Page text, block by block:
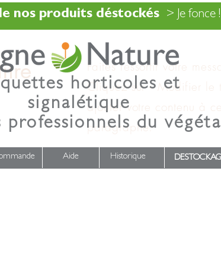
nos produits déstockés > Je fonce !
Faites ressortir votre
Cliquez sur « Modifier le
ajouter votre contenu à ce
paragraphe.
horticoles et
signalétique
professionnels du
Aide Historique